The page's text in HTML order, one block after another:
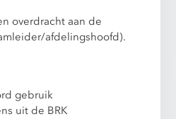
overdracht aan de
afdelingshoofd).
gebruik
uit de BRK